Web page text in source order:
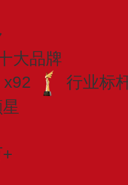
大品牌
x92
行业标